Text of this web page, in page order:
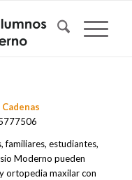
familiares, estudiantes,
Moderno pueden
ortopedia maxilar con